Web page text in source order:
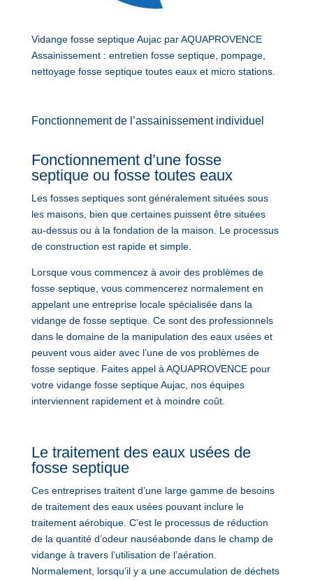
Vidange fosse septique Aujac par AQUAPROVENCE
Assainissement : entretien fosse septique, pompage,
nettoyage fosse septique toutes eaux et micro stations.
Fonctionnement de l’assainissement individuel
Fonctionnement d’une fosse
septique ou fosse toutes eaux
Les fosses septiques sont généralement situées sous
les maisons, bien que certaines puissent être situées
au-dessus ou à la fondation de la maison. Le processus
de construction est rapide et simple.
Lorsque vous commencez à avoir des problèmes de
fosse septique, vous commencerez normalement en
appelant une entreprise locale spécialisée dans la
vidange de fosse septique. Ce sont des professionnels
dans le domaine de la manipulation des eaux usées et
peuvent vous aider avec l’une de vos problèmes de
fosse septique. Faites appel à AQUAPROVENCE pour
votre vidange fosse septique Aujac, nos équipes
interviennent rapidement et à moindre coût.
Le traitement des eaux usées de
fosse septique
Ces entreprises traitent d’une large gamme de besoins
de traitement des eaux usées pouvant inclure le
traitement aérobique. C’est le processus de réduction
de la quantité d’odeur nauséabonde dans le champ de
vidange à travers l’utilisation de l’aération.
Normalement, lorsqu’il y a une accumulation de déchets